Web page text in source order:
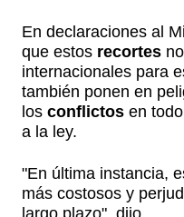
En declaraciones al
que estos recortes
internacionales para
también ponen en
los conflictos en
a la ley.
"En última instancia,
más costosos y
largo plazo", dijo.